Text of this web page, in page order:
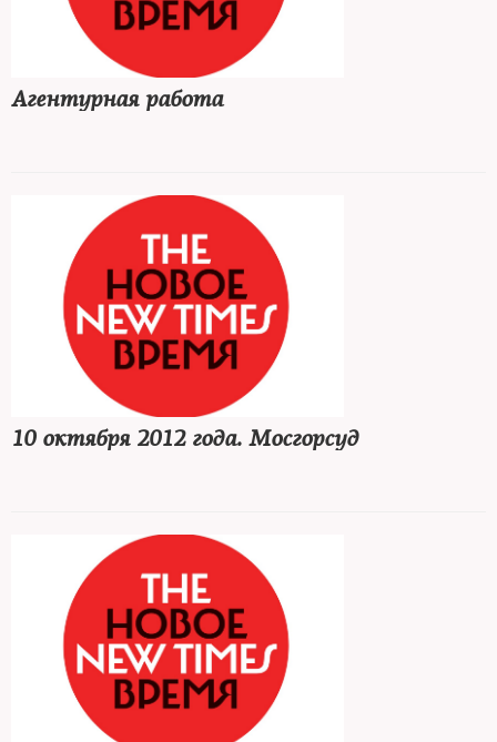
Агентурная работа
10 октября 2012 года. Мосгорсуд